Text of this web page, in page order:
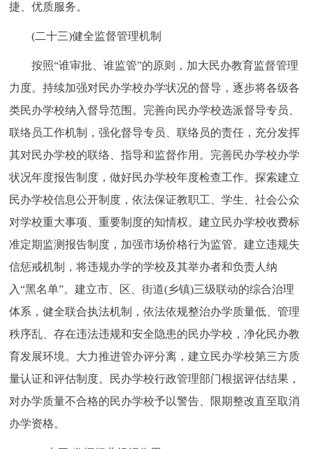
捷、优质服务。
(二十三)健全监督管理机制
按照“谁审批、谁监管”的原则，加大民办教育监督管理
力度。持续加强对民办学校办学状况的督导，逐步将各级各
类民办学校纳入督导范围。完善向民办学校选派督导专员、
联络员工作机制，强化督导专员、联络员的责任，充分发挥
其对民办学校的联络、指导和监督作用。完善民办学校办学
状况年度报告制度，做好民办学校年度检查工作。探索建立
民办学校信息公开制度，依法保证教职工、学生、社会公众
对学校重大事项、重要制度的知情权。建立民办学校收费标
准定期监测报告制度，加强市场价格行为监管。建立违规失
信惩戒机制，将违规办学的学校及其举办者和负责人纳
入“黑名单”。建立市、区、街道(乡镇)三级联动的综合治理
体系，健全联合执法机制，依法依规整治办学质量低、管理
秩序乱、存在违法违规和安全隐患的民办学校，净化民办教
育发展环境。大力推进管办评分离，建立民办学校第三方质
量认证和评估制度。民办学校行政管理部门根据评估结果，
对办学质量不合格的民办学校予以警告、限期整改直至取消
办学资格。